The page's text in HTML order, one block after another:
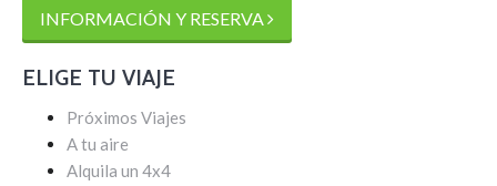
INFORMACIÓN Y RESERVA
ELIGE TU VIAJE
Próximos Viajes
A tu aire
Alquila un 4x4